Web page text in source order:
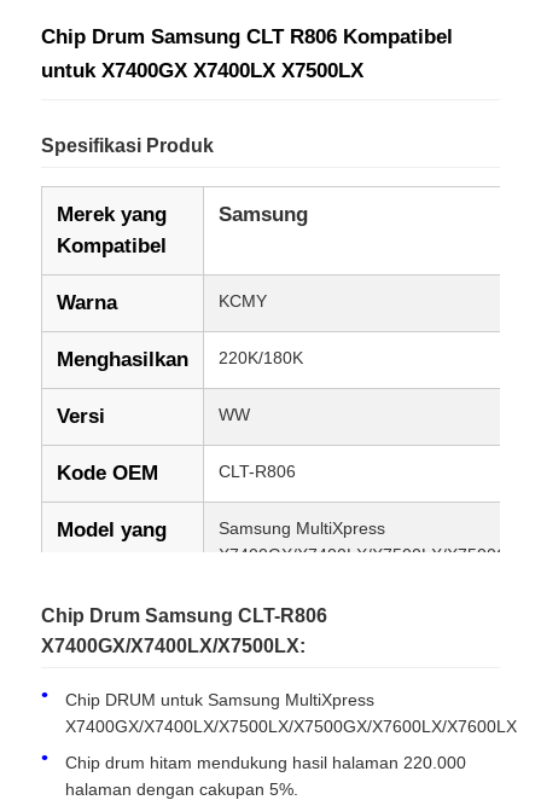
Chip Drum Samsung CLT R806 Kompatibel
untuk X7400GX X7400LX X7500LX
Spesifikasi Produk
Merek yang
Kompatibel
Samsung
Warna KCMY
Menghasilkan 220K/180K
Versi WW
Kode OEM CLT-R806
Model yang
Samsung MultiXpress
X7400GX/X7400LX/X7500LX/X7500GX/
Kondisi Kompatibel Baru
Chip Drum Samsung CLT-R806
X7400GX/X7400LX/X7500LX:
Chip DRUM untuk Samsung MultiXpress
X7400GX/X7400LX/X7500LX/X7500GX/X7600LX/X7600LX
Chip drum hitam mendukung hasil halaman 220.000
halaman dengan cakupan 5%.